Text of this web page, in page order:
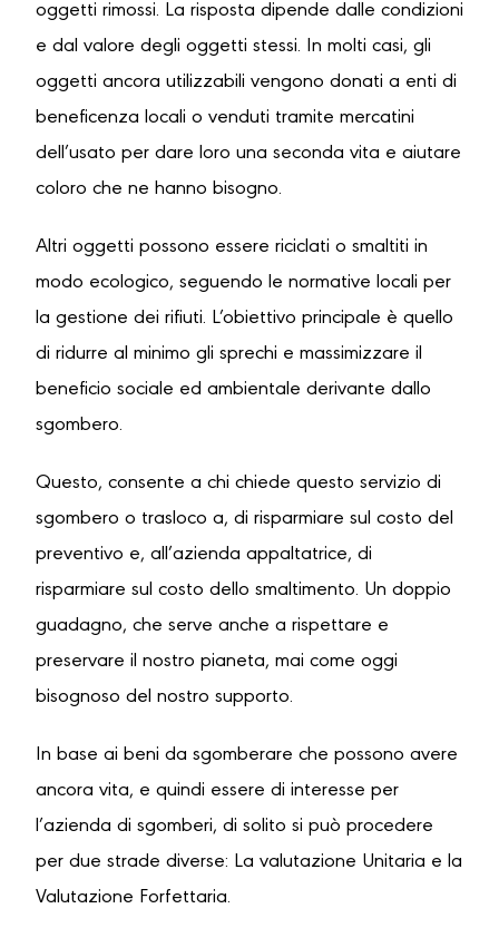
oggetti rimossi. La risposta dipende dalle condizioni
e dal valore degli oggetti stessi. In molti casi, gli
oggetti ancora utilizzabili vengono donati a enti di
beneficenza locali o venduti tramite mercatini
dell’usato per dare loro una seconda vita e aiutare
coloro che ne hanno bisogno.
Altri oggetti possono essere riciclati o smaltiti in
modo ecologico, seguendo le normative locali per
la gestione dei rifiuti. L’obiettivo principale è quello
di ridurre al minimo gli sprechi e massimizzare il
beneficio sociale ed ambientale derivante dallo
sgombero.
Questo, consente a chi chiede questo servizio di
sgombero o trasloco a, di risparmiare sul costo del
preventivo e, all’azienda appaltatrice, di
risparmiare sul costo dello smaltimento. Un doppio
guadagno, che serve anche a rispettare e
preservare il nostro pianeta, mai come oggi
bisognoso del nostro supporto.
In base ai beni da sgomberare che possono avere
ancora vita, e quindi essere di interesse per
l’azienda di sgomberi, di solito si può procedere
per due strade diverse: La valutazione Unitaria e la
Valutazione Forfettaria.